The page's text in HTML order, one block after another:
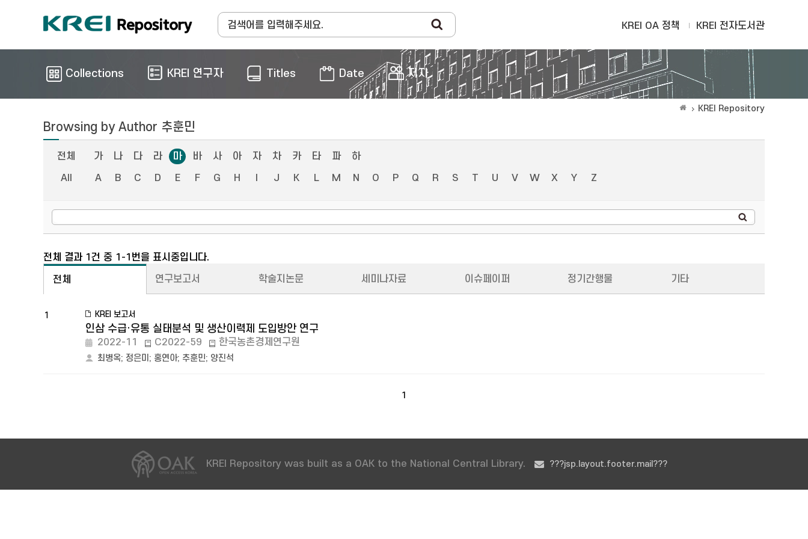
KREI OA 정책 KREI 전자도서관
Collections KREI 연구자 Titles Date 저자
KREI Repository
Browsing by Author 추훈민
전체 가 나 다 라 마 바 사 아 자 차 카 타 파
하
All
A B C D E F G H J K L M N O P Q R S T U V W X Y Z
전체 결과 1건 중 1-1번을 표시중입니다.
전체 연구보고서 학술지논문 세미나자료 이슈페이퍼 정기간행물 기타
1 KREI 보고서
인삼 수급·유통 실태분석 및 생산이력제 도입방안 연구
2022-11 C2022-59 한국농촌경제연구원
최병옥; 정은미 ; 홍연아; 추훈민; 양진석
1
KREI Repository was built as a OAK to the National Central Library. ???jsp.layout.footer.mail???